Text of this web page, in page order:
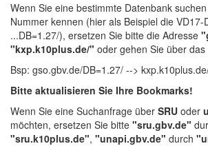
Wenn Sie eine bestimmte Datenbank
Nummer kennen (hier als Beispiel die VD17-
...DB=1.27/), ersetzen Sie bitte die Adresse
"kxp.k10plus.de/" oder gehen Sie über das
Bsp: gso.gbv.de/DB=1.27/ -->
Bitte aktualisieren Sie Ihre Bookmarks!
Wenn Sie eine Suchanfrage über SRU oder
möchten, ersetzen Sie bitte "sru.gbv.de"
"sru.k10plus.de", "unapi.gbv.de" durch